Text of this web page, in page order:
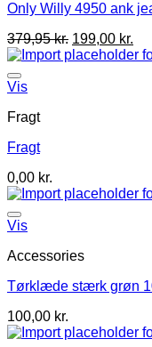
Only Willy 4950 ank
379,95kr. 199,00 kr.
Vis
Fragt
Fragt
0,00 kr.
Vis
Accessories
Tørklæde stærk grøn
100,00 kr.